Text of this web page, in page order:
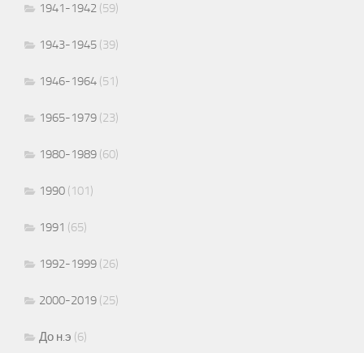
1941-1942 (59)
1943-1945 (39)
1946-1964 (51)
1965-1979 (23)
1980-1989 (60)
1990 (101)
1991 (65)
1992-1999 (26)
2000-2019 (25)
До н.э (6)